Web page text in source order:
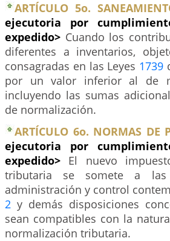
ARTÍCULO 5o.
ejecutoria por
expedido> Cuando los
diferentes a inventarios,
consagradas en las Leyes 1739
por un valor inferior al de
incluyendo las sumas
de normalización.
ARTÍCULO 6o. NORMAS DE
ejecutoria por
expedido> El nuevo
tributaria se somete a las
administración y control
2 y demás disposiciones
sean compatibles con la
normalización tributaria.